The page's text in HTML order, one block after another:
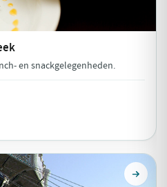
en snackgelegenheden.